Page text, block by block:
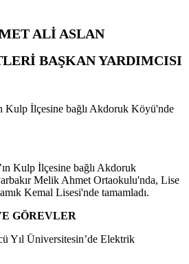
ALİ ASLAN
BAŞKAN YARDIMCISI
Kulp İlçesine bağlı Akdoruk Köyü'nde
Kulp İlçesine bağlı Akdoruk
Melik Ahmet Ortaokulu'nda, Lise
Kemal Lisesi'nde tamamladı.
GÖREVLER
Üniversitesin’de Elektrik